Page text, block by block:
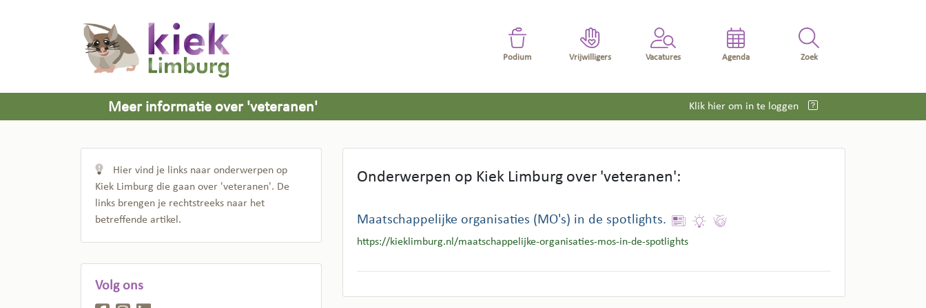
Podium Vrijwilligers Vacatures Agenda Zoek
Meer informatie over 'veteranen' Klik hier om in te loggen
Hier vind je links naar onderwerpen op
Kiek Limburg die gaan over 'veteranen'. De
links brengen je rechtstreeks naar het
betreffende artikel.
Volg ons
Onderwerpen op Kiek Limburg over 'veteranen':
Maatschappelijke organisaties (MO's) in de spotlights.
https://kieklimburg.nl/maatschappelijke-organisaties-mos-in-de-spotlights